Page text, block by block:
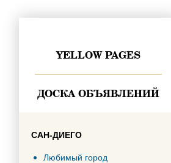
YELLOW PAGES
ДОСКА ОБЪЯВЛЕНИЙ
САН-ДИЕГО
Любимый город